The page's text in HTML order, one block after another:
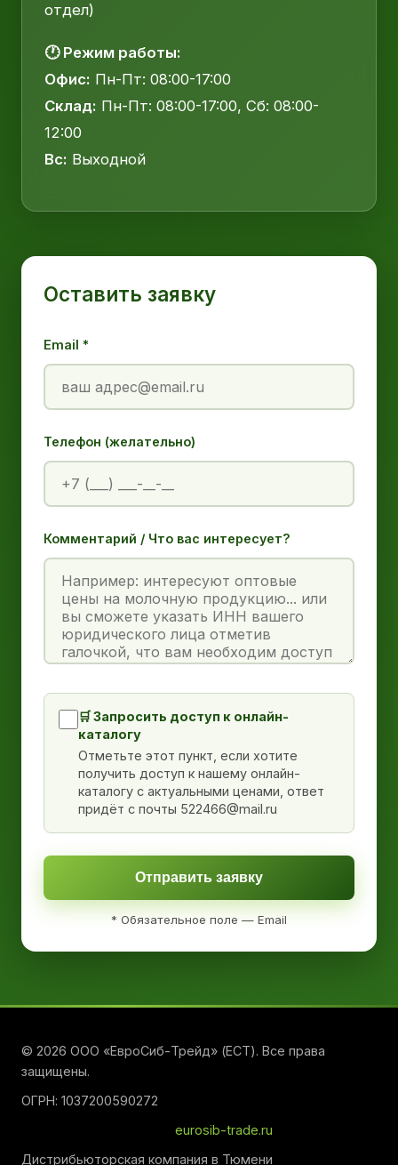
отдел)
🕐 Режим работы:
Офис: Пн-Пт: 08:00-17:00
Склад: Пн-Пт: 08:00-17:00, Сб: 08:00-
12:00
Вс: Выходной
Оставить заявку
Email *
Телефон (желательно)
Комментарий / Что вас интересует?
🛒 Запросить доступ к онлайн-
каталогу
Отметьте этот пункт, если хотите
получить доступ к нашему онлайн-
каталогу с актуальными ценами, ответ
придёт с почты 522466@mail.ru
Отправить заявку
* Обязательное поле — Email
© 2026 ООО «ЕвроСиб-Трейд» (ЕСТ). Все права
защищены.
ОГРН: 1037200590272
eurosib-trade.ru
Дистрибьюторская компания в Тюмени